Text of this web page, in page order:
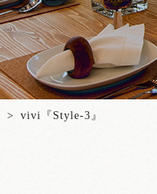
> vivi『Style-3』